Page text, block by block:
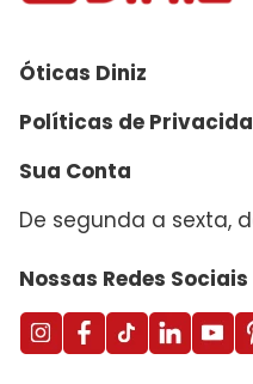
Óticas Diniz
Políticas de
Sua Conta
De segunda a sexta,
Nossas Redes Sociais